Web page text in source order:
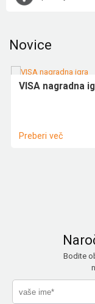
Novice
VISA nagradna
Preberi več
Bodite